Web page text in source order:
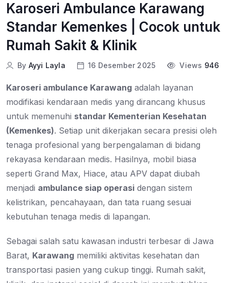
Karoseri Ambulance Karawang
Standar Kemenkes | Cocok untuk
Rumah Sakit & Klinik
By Ayyi Layla 16 Desember 2025 Views 946
Karoseri ambulance Karawang adalah layanan
modifikasi kendaraan medis yang dirancang khusus
untuk memenuhi standar Kementerian Kesehatan
(Kemenkes). Setiap unit dikerjakan secara presisi oleh
tenaga profesional yang berpengalaman di bidang
rekayasa kendaraan medis. Hasilnya, mobil biasa
seperti Grand Max, Hiace, atau APV dapat diubah
menjadi ambulance siap operasi dengan sistem
kelistrikan, pencahayaan, dan tata ruang sesuai
kebutuhan tenaga medis di lapangan.
Sebagai salah satu kawasan industri terbesar di Jawa
Barat, Karawang memiliki aktivitas kesehatan dan
transportasi pasien yang cukup tinggi. Rumah sakit,